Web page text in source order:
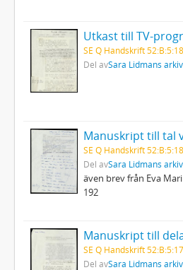
SE Q Handskrift
Del avSara Lidmans arkiv
SE Q Handskrift
Del avSara Lidmans arkiv
även brev från Eva
192
SE Q Handskrift
Del avSara Lidmans arkiv